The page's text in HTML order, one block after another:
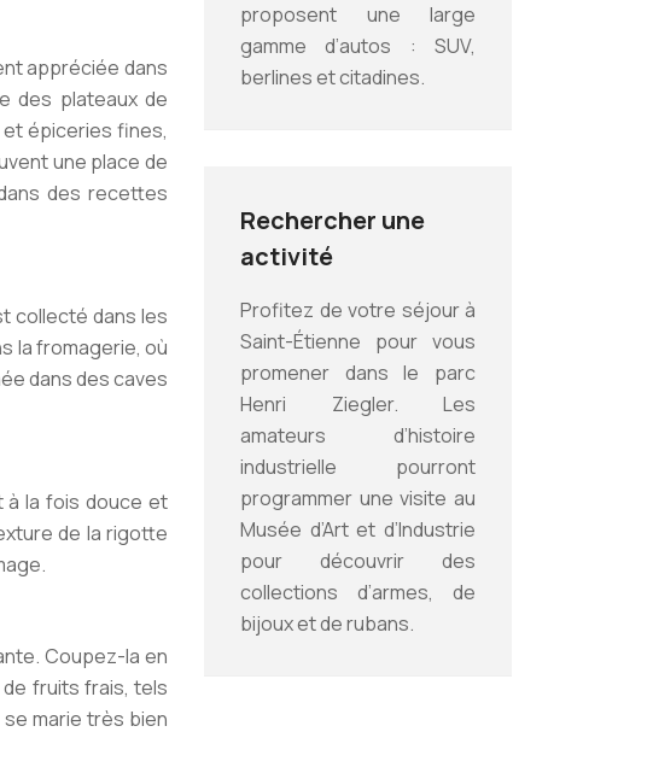
appréciée dans
des plateaux de
épiceries fines,
une place de
des recettes
collecté dans les
la fromagerie, où
dans des caves
à la fois douce et
de la rigotte
Coupez-la en
fruits frais, tels
marie très bien
proposent une large
gamme d’autos : SUV,
berlines et citadines.
Rechercher une
activité
Profitez de votre séjour à
Saint-Étienne pour vous
promener dans le parc
Henri Ziegler. Les
amateurs d’histoire
industrielle pourront
programmer une visite au
Musée d’Art et d’Industrie
pour découvrir des
collections d’armes, de
bijoux et de rubans.